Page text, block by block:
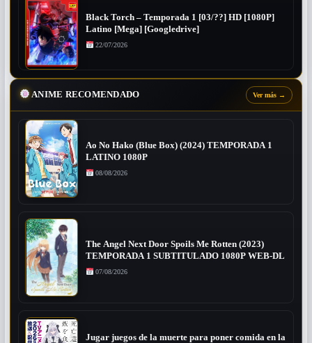
Black Torch – Temporada 1 [03/??] HD [1080P]
Latino [Mega] [Googledrive]
22/07/2026
ANIME RECOMENDADO Ver más →
Ao No Hako (Blue Box) (2024) TEMPORADA 1
LATINO 1080P
08/08/2026
The Angel Next Door Spoils Me Rotten (2023)
TEMPORADA 1 SUBTITULADO 1080P WEB-DL
07/08/2026
Jugar juegos de la muerte para poner comida en la